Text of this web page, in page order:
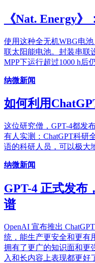
《Nat. Energy
使用这种全无机WBG电
联太阳能电池。封装串联
MPP下运行超过1000 h后
纳微新闻
如何利用
这位研究僧，GPT-4都发
有人实测：ChatGPT科研
语的科研人员，可以极大
纳微新闻
GPT-4 正式发布
谱
OpenAI 宣布推出
统，能生产更安全和更有
拥有了更广的知识面和更
入和长内容上表现都更好